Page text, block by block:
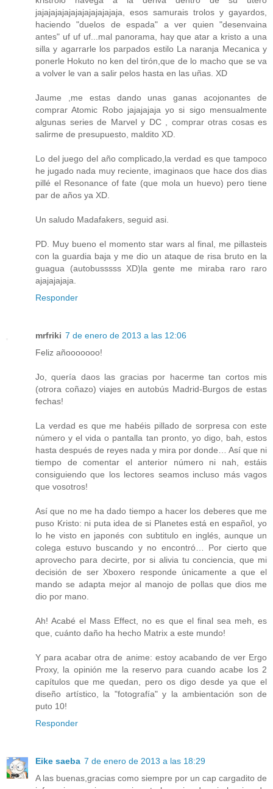
jajajajajajajajajajajajaja, esos samurais trolos y gayardos,
haciendo "duelos de espada" a ver quien "desenvaina
antes" uf uf uf...mal panorama, hay que atar a kristo a una
silla y agarrarle los parpados estilo La naranja Mecanica y
ponerle Hokuto no ken del tirón,que de lo macho que se va
a volver le van a salir pelos hasta en las uñas. XD
Jaume ,me estas dando unas ganas acojonantes de
comprar Atomic Robo jajajajaja yo si sigo mensualmente
algunas series de Marvel y DC , comprar otras cosas es
salirme de presupuesto, maldito XD.
Lo del juego del año complicado,la verdad es que tampoco
he jugado nada muy reciente, imaginaos que hace dos dias
pillé el Resonance of fate (que mola un huevo) pero tiene
par de años ya XD.
Un saludo Madafakers, seguid asi.
PD. Muy bueno el momento star wars al final, me pillasteis
con la guardia baja y me dio un ataque de risa bruto en la
guagua (autobusssss XD)la gente me miraba raro raro
ajajajajaja.
Responder
mrfriki 7 de enero de 2013 a las 12:06
Feliz añooooooo!
Jo, quería daos las gracias por hacerme tan cortos mis
(otrora coñazo) viajes en autobús Madrid-Burgos de estas
fechas!
La verdad es que me habéis pillado de sorpresa con este
número y el vida o pantalla tan pronto, yo digo, bah, estos
hasta después de reyes nada y mira por donde… Así que ni
tiempo de comentar el anterior número ni nah, estáis
consiguiendo que los lectores seamos incluso más vagos
que vosotros!
Así que no me ha dado tiempo a hacer los deberes que me
puso Kristo: ni puta idea de si Planetes está en español, yo
lo he visto en japonés con subtitulo en inglés, aunque un
colega estuvo buscando y no encontró… Por cierto que
aprovecho para decirte, por si alivia tu conciencia, que mi
decisión de ser Xboxero responde únicamente a que el
mando se adapta mejor al manojo de pollas que dios me
dio por mano.
Ah! Acabé el Mass Effect, no es que el final sea meh, es
que, cuánto daño ha hecho Matrix a este mundo!
Y para acabar otra de anime: estoy acabando de ver Ergo
Proxy, la opinión me la reservo para cuando acabe los 2
capítulos que me quedan, pero os digo desde ya que el
diseño artístico, la "fotografía" y la ambientación son de
puto 10!
Responder
Eike saeba 7 de enero de 2013 a las 18:29
A las buenas,gracias como siempre por un cap cargadito de